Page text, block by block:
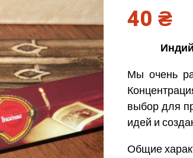
40₴
Мы очень
выбор для
идей и
Общие